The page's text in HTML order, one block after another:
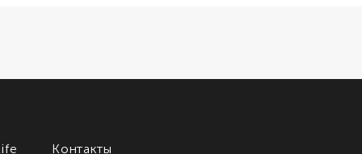
Контакты